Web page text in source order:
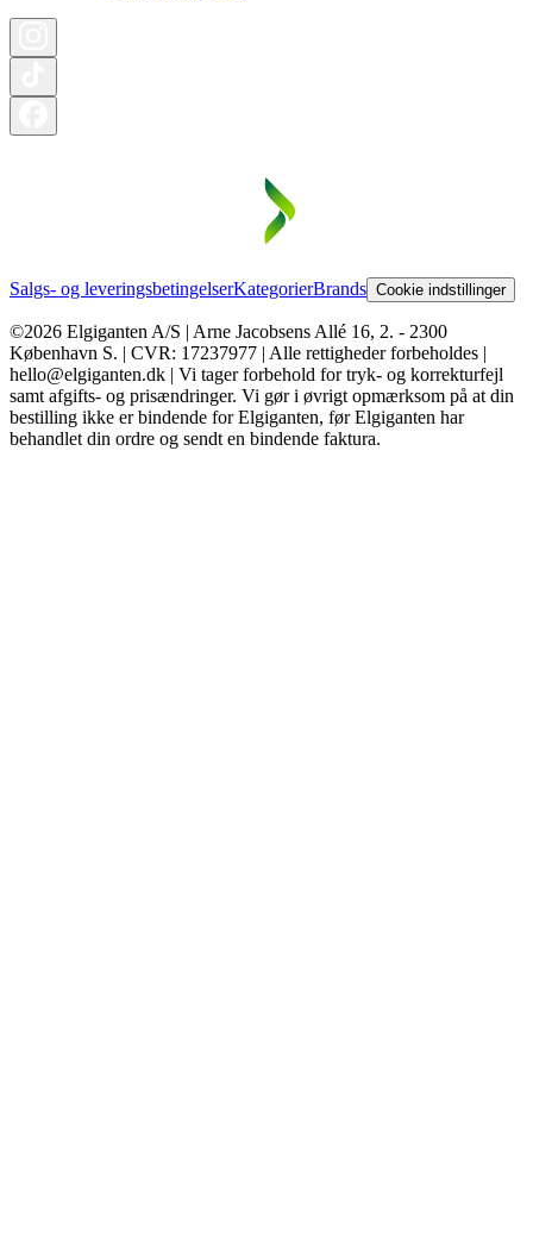
Salgs- og leveringsbetingelserKategorierBrands Cookie indstillinger
©2026 Elgiganten A/S | Arne Jacobsens Allé 16, 2. - 2300
København S. | CVR: 17237977 | Alle rettigheder forbeholdes |
hello@elgiganten.dk | Vi tager forbehold for tryk- og korrekturfejl
samt afgifts- og prisændringer. Vi gør i øvrigt opmærksom på at din
bestilling ikke er bindende for Elgiganten, før Elgiganten har
behandlet din ordre og sendt en bindende faktura.